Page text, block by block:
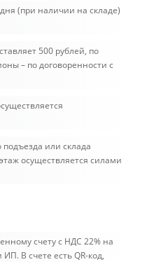
(при наличии на складе)
500 рублей, по
– по договоренности с
подъезда или склада
осуществляется силами
счету c НДС 22% на
В счете есть QR-код,